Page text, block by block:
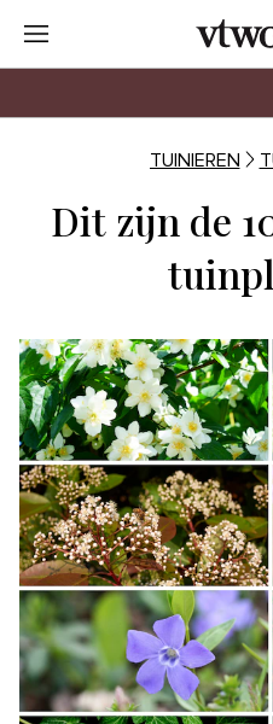
TUINIEREN
Dit zijn de